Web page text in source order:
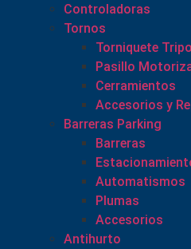
Controladoras
Tornos
Torniquete
Pasillo
Cerramientos
Accesorios y
Barreras Parking
Barreras
Automatismos
Plumas
Accesorios
Antihurto